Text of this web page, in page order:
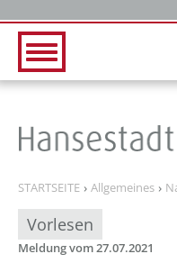
STARTSEITE Allgemeines
Vorlesen
Meldung vom 27.07.2021